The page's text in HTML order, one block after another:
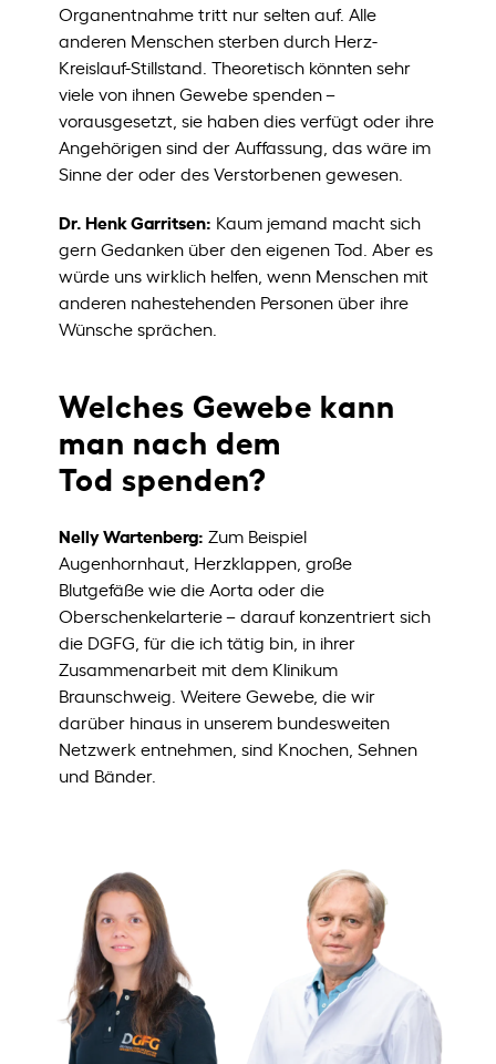
Organentnahme tritt nur selten auf. Alle
anderen Menschen sterben durch Herz-
Kreislauf-Stillstand. Theoretisch könnten sehr
viele von ihnen Gewebe spenden –
vorausgesetzt, sie haben dies verfügt oder ihre
Angehörigen sind der Auffassung, das wäre im
Sinne der oder des Verstorbenen gewesen.
Dr. Henk Garritsen: Kaum jemand macht sich
gern Gedanken über den eigenen Tod. Aber es
würde uns wirklich helfen, wenn Menschen mit
anderen nahestehenden Personen über ihre
Wünsche sprächen.
Welches Gewebe kann
man nach dem
Tod spenden?
Nelly Wartenberg: Zum Beispiel
Augenhornhaut, Herzklappen, große
Blutgefäße wie die Aorta oder die
Oberschenkelarterie – darauf konzentriert sich
die DGFG, für die ich tätig bin, in ihrer
Zusammenarbeit mit dem Klinikum
Braunschweig. Weitere Gewebe, die wir
darüber hinaus in unserem bundesweiten
Netzwerk entnehmen, sind Knochen, Sehnen
und Bänder.